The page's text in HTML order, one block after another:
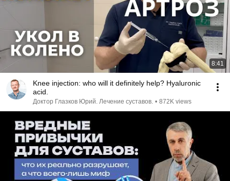
8:41
Knee injection: who will it definitely help? Hyaluronic
acid.
Доктор Глазков Юрий. Лечение суставов. • 872K views